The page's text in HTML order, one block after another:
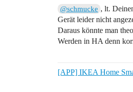
@schmucke , lt.
Gerät leider nicht
Daraus könnte man
Werden in HA denn
[APP] IKEA Home